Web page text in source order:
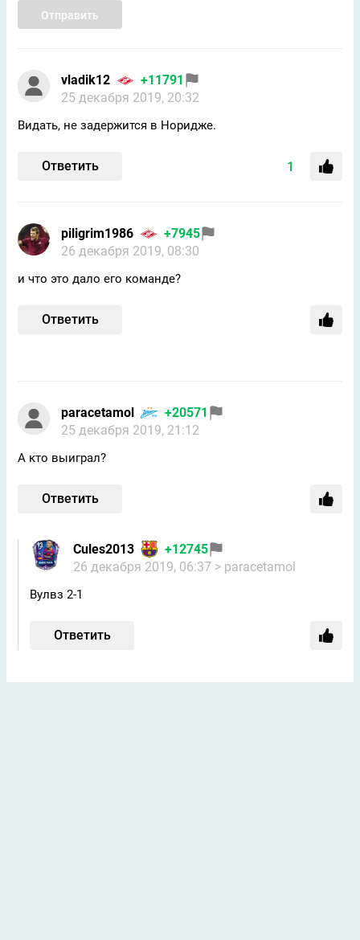
Отправить
vladik12
+11791
25 декабря 2019, 20:32
Видать, не задержится в Норидже.
Ответить 1
piligrim1986
+7945
26 декабря 2019, 08:30
и что это дало его команде?
Ответить
paracetamol
+20571
25 декабря 2019, 21:12
А кто выиграл?
Ответить
Cules2013
+12745
26 декабря 2019, 06:37 > paracetamol
Вулвз 2-1
Ответить